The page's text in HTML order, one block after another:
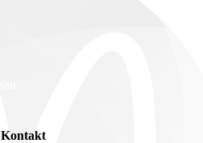
Kontakt